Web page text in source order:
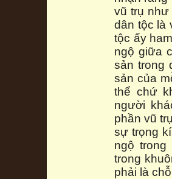
vũ trụ như
dân tộc là
tộc ấy
ngộ giữa
sản trong
sản của
thể chứ
người
phần vũ
sự trọng
ngộ
trong
phải là